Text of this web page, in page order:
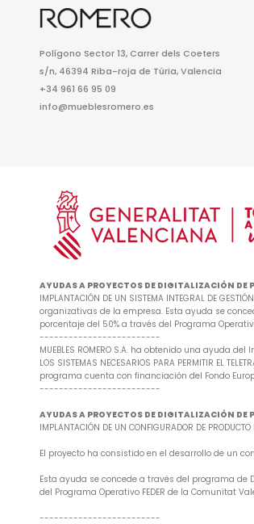
Polígono Sector 13, Carrer dels Coeters
s/n, 46394 Riba-roja de Túria, Valencia
+34 961 66 95 09
info@mueblesromero.es
AYUDAS A PROYECTOS DE DIGITALIZACIÓN
IMPLANTACIÓN DE UN SISTEMA INTEGRAL DE
organizativas de la empresa. Esta ayuda se
porcentaje del 50% a través del Programa
-------------------------
MUEBLES ROMERO S.A. ha obtenido una ayuda del
LOS SISTEMAS NECESARIOS PARA PERMITIR EL
programa cuenta con financiación del Fondo
-------------------------
AYUDAS A PROYECTOS DE DIGITALIZACIÓN
IMPLANTACIÓN DE UN CONFIGURADOR DE
El proyecto ha consistido en el desarrollo de un
Esta ayuda se concede a través del programa de
del Programa Operativo FEDER de la Comunitat
-------------------------